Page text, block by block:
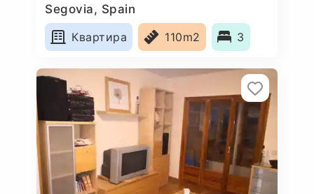
Segovia, Spain
Квартира
110m2 3